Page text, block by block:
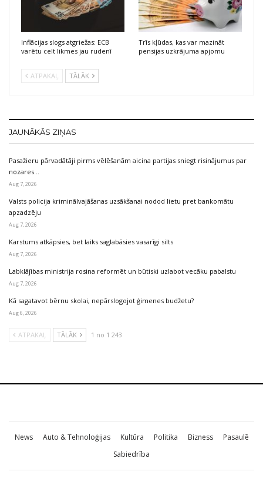
Inflācijas slogs atgriežas: ECB
varētu celt likmes jau rudenī
Trīs kļūdas, kas var mazināt
pensijas uzkrājuma apjomu
ATPAKAĻ TĀLĀK
JAUNĀKĀS ZIŅAS
Pasažieru pārvadātāji pirms vēlēšanām aicina partijas sniegt risinājumus par
nozares…
Aug 7, 2026
Valsts policija kriminālvajāšanas uzsākšanai nodod lietu pret bankomātu
apzadzēju
Aug 7, 2026
Karstums atkāpsies, bet laiks saglabāsies vasarīgi silts
Aug 7, 2026
Labklājības ministrija rosina reformēt un būtiski uzlabot vecāku pabalstu
Aug 7, 2026
Kā sagatavot bērnu skolai, nepārslogojot ģimenes budžetu?
Aug 6, 2026
ATPAKAĻ TĀLĀK 1 no 1 243
News Auto & Tehnoloģijas Kultūra Politika Bizness
Pasaulē
Sabiedrība